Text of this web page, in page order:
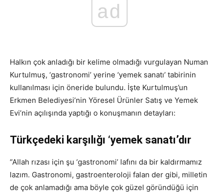
ad
Halkın çok anladığı bir kelime olmadığı vurgulayan Numan
Kurtulmuş, ‘gastronomi’ yerine ‘yemek sanatı’ tabirinin
kullanılması için öneride bulundu. İşte Kurtulmuş’un
Erkmen Belediyesi’nin Yöresel Ürünler Satış ve Yemek
Evi’nin açılışında yaptığı o konuşmanın detayları:
Türkçedeki karşılığı ‘yemek sanatı’dır
“Allah rızası için şu ‘gastronomi’ lafını da bir kaldırmamız
lazım. Gastronomi, gastroenteroloji falan der gibi, milletin
de çok anlamadığı ama böyle çok güzel göründüğü için